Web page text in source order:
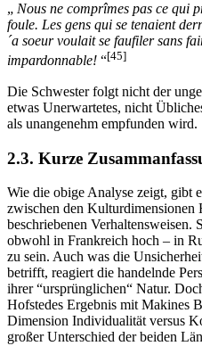
„ Nous ne comprîmes pas ce qui
foule. Les gens qui se tenaient
´a soeur voulait se faufiler sans
impardonnable! “[45]
Die Schwester folgt nicht der
etwas Unerwartetes, nicht
als unangenehm empfunden wird.
2.3. Kurze
Wie die obige Analyse zeigt, gibt
zwischen den Kulturdimensionen
beschriebenen Verhaltensweisen.
obwohl in Frankreich hoch – in
zu sein. Auch was die
betrifft, reagiert die handelnde
ihrer “ursprünglichen“ Natur.
Hofstedes Ergebnis mit Makines
Dimension Individualität versus
großer Unterschied der beiden